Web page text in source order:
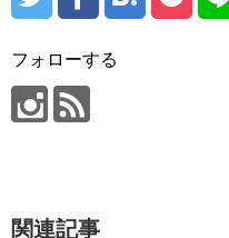
フォローする
関連記事